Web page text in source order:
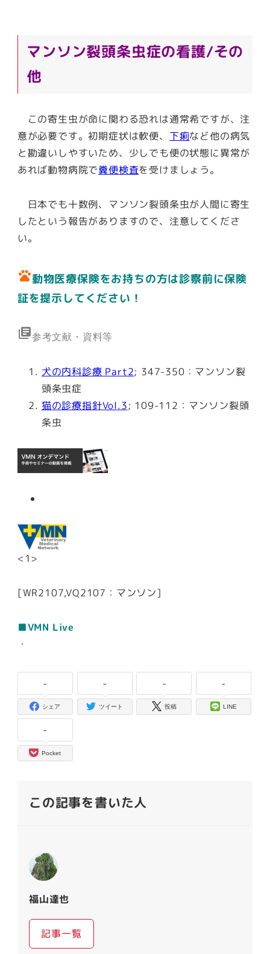
マンソン裂頭条虫症の看護/その
他
この寄生虫が命に関わる恐れは通常希ですが、注
意が必要です。初期症状は軟便、 下痢など他の病気
と勘違いしやすいため、少しでも便の状態に異常が
あれば動物病院で糞便検査を受けましょう。
日本でも十数例、マンソン裂頭条虫が人間に寄生
したという報告がありますので、注意してくださ
い。
pets動物医療保険をお持ちの方は診察前に保険
証を提示してください！
library_books参考文献・資料等
犬の内科診療 Part2; 347-350：マンソン裂
頭条虫症
猫の診療指針Vol.3; 109-112：マンソン裂頭
条虫
<1>
[WR2107,VQ2107：マンソン]
■VMN Live
・
-
シェア
-
ツイート
-
投稿
-
LINE
-
Pocket
この記事を書いた人
福山達也
記事一覧